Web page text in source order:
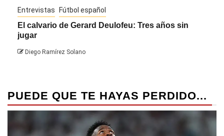
Entrevistas Fútbol español
El calvario de Gerard Deulofeu: Tres años sin
jugar
Diego Ramírez Solano
PUEDE QUE TE HAYAS PERDIDO...